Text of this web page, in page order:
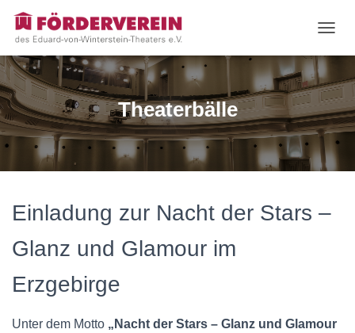
A
I
G
A
T
N
Theaterbälle
Einladung zur Nacht der Stars –
Glanz und Glamour im
Erzgebirge
Unter dem Motto „Nacht der Stars – Glanz und Glamour